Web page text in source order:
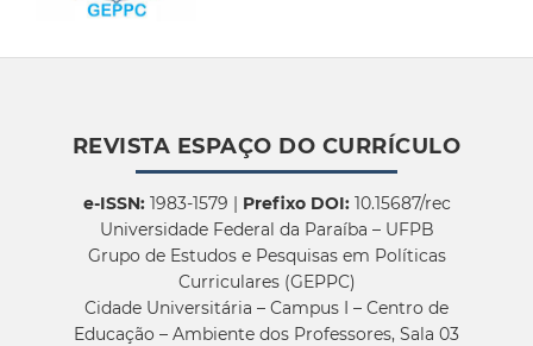
REVISTA ESPAÇO DO CURRÍCULO
e-ISSN:1983-1579 | Prefixo DOI:10.15687/rec
Universidade Federal da Paraíba – UFPB
Grupo de Estudos e Pesquisas em Políticas
Curriculares (GEPPC)
Cidade Universitária – Campus I – Centro de
Educação – Ambiente dos Professores, Sala 03